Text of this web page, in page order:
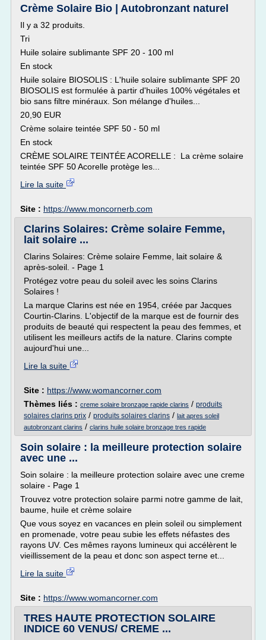
Crème Solaire Bio | Autobronzant naturel
Il y a 32 produits.
Tri
Huile solaire sublimante SPF 20 - 100 ml
En stock
Huile solaire BIOSOLIS : L'huile solaire sublimante SPF 20
BIOSOLIS est formulée à partir d'huiles 100% végétales et
bio sans filtre minéraux. Son mélange d'huiles...
20,90 EUR
Crème solaire teintée SPF 50 - 50 ml
En stock
CRÈME SOLAIRE TEINTÉE ACORELLE : La crème solaire
teintée SPF 50 Acorelle protège les...
Lire la suite
Site : https://www.moncornerb.com
Clarins Solaires: Crème solaire Femme,
lait solaire ...
Clarins Solaires: Crème solaire Femme, lait solaire &
après-soleil. - Page 1
Protégez votre peau du soleil avec les soins Clarins
Solaires !
La marque Clarins est née en 1954, créée par Jacques
Courtin-Clarins. L'objectif de la marque est de fournir des
produits de beauté qui respectent la peau des femmes, et
utilisent les meilleurs actifs de la nature. Clarins compte
aujourd'hui une...
Lire la suite
Site : https://www.womancorner.com
Thèmes liés : creme solaire bronzage rapide clarins / produits
solaires clarins prix / produits solaires clarins / lait apres soleil
autobronzant clarins / clarins huile solaire bronzage tres rapide
Soin solaire : la meilleure protection solaire
avec une ...
Soin solaire : la meilleure protection solaire avec une creme
solaire - Page 1
Trouvez votre protection solaire parmi notre gamme de lait,
baume, huile et crème solaire
Que vous soyez en vacances en plein soleil ou simplement
en promenade, votre peau subie les effets néfastes des
rayons UV. Ces mêmes rayons lumineux qui accélèrent le
vieillissement de la peau et donc son aspect terne et...
Lire la suite
Site : https://www.womancorner.com
TRES HAUTE PROTECTION SOLAIRE
INDICE 60 VENUS/ CREME ...